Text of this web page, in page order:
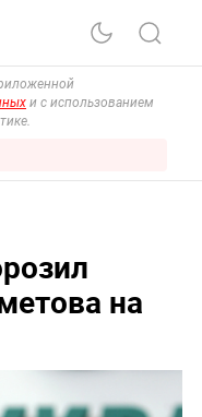
и с использованием
на